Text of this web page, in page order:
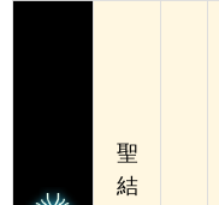
聖
結